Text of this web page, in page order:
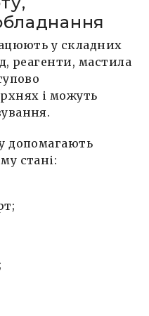
у складних
реагенти, мастила
і можуть
допомагають
стані: